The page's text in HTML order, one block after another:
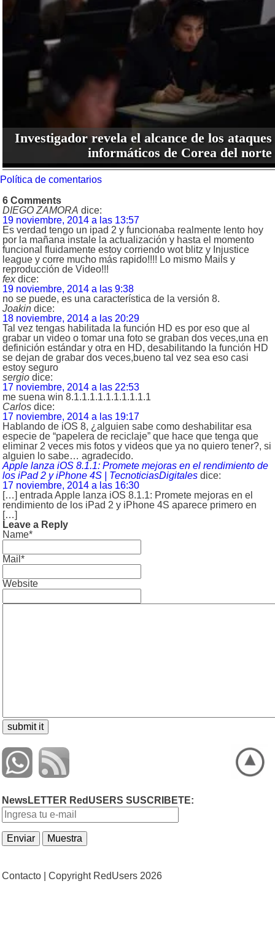
Investigador revela el alcance de los ataques
informáticos de Corea del norte
Política de comentarios
6 Comments
DIEGO ZAMORA dice:
19 noviembre, 2014 a las 13:57
Es verdad tengo un ipad 2 y funcionaba realmente lento hoy
por la mañana instale la actualización y hasta el momento
funcional fluidamente estoy corriendo wot blitz y Injustice
league y corre mucho más rapido!!!! Lo mismo Mails y
reproducción de Video!!!
fex dice:
19 noviembre, 2014 a las 9:38
no se puede, es una característica de la versión 8.
Joakin dice:
18 noviembre, 2014 a las 20:29
Tal vez tengas habilitada la función HD es por eso que al
grabar un video o tomar una foto se graban dos veces,una en
definición estándar y otra en HD, desabilitando la función HD
se dejan de grabar dos veces,bueno tal vez sea eso casi
estoy seguro
sergio dice:
17 noviembre, 2014 a las 22:53
me suena win 8.1.1.1.1.1.1.1.1.1.1
Carlos dice:
17 noviembre, 2014 a las 19:17
Hablando de iOS 8, ¿alguien sabe como deshabilitar esa
especie de “papelera de reciclaje” que hace que tenga que
eliminar 2 veces mis fotos y videos que ya no quiero tener?, si
alguien lo sabe… agradecido.
Apple lanza iOS 8.1.1: Promete mejoras en el rendimiento de
los iPad 2 y iPhone 4S | TecnoticiasDigitales dice:
17 noviembre, 2014 a las 16:30
[…] entrada Apple lanza iOS 8.1.1: Promete mejoras en el
rendimiento de los iPad 2 y iPhone 4S aparece primero en
[…]
Leave a Reply
Name*
Mail*
Website
NewsLETTER RedUSERS SUSCRIBETE:
Contacto | Copyright RedUsers 2026